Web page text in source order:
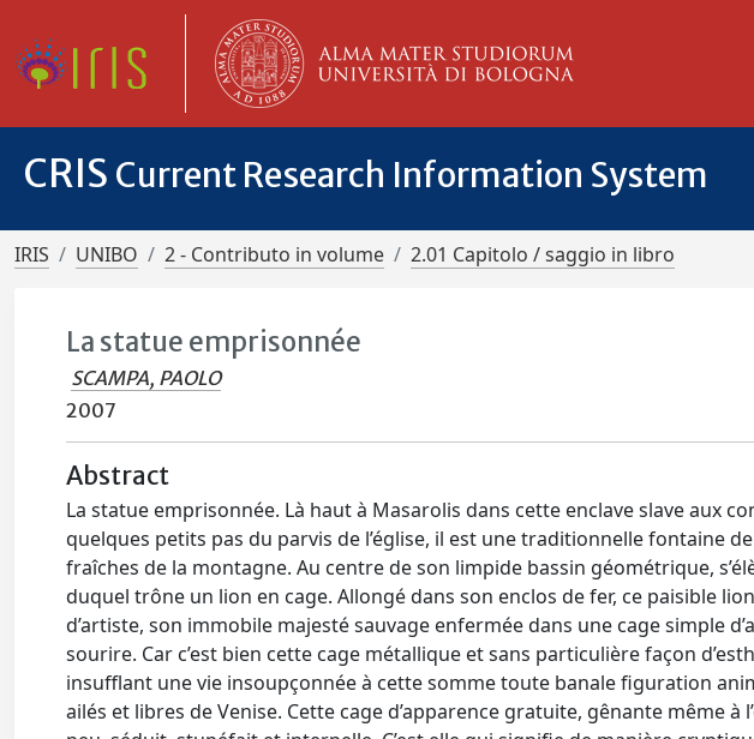
CRIS Current Research Information System
IRIS UNIBO 2 - Contributo in volume 2.01 Capitolo / saggio in libro
La statue emprisonnée
SCAMPA, PAOLO
2007
Abstract
La statue emprisonnée. Là haut à Masarolis dans cette enclave slave aux
quelques petits pas du parvis de l’église, il est une traditionnelle fontaine
fraîches de la montagne. Au centre de son limpide bassin géométrique,
duquel trône un lion en cage. Allongé dans son enclos de fer, ce paisible
d’artiste, son immobile majesté sauvage enfermée dans une cage simple
sourire. Car c’est bien cette cage métallique et sans particulière façon
insufflant une vie insoupçonnée à cette somme toute banale figuration
ailés et libres de Venise. Cette cage d’apparence gratuite, gênante même